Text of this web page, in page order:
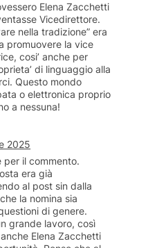
Elena Zacchetti
Vicedirettore.
nella tradizione” era
promuovere la vice
cosi’ anche per
di linguaggio alla
Questo mondo
o elettronica proprio
a nessuna!
2025
per il commento.
era già
al post sin dalla
la nomina sia
di genere.
grande lavoro, così
Elena Zacchetti